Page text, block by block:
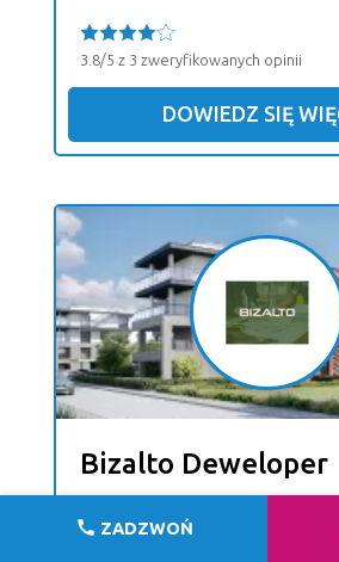
3.8/5 z 3 zweryfikowanych opinii
DOWIEDZ SIĘ
Bizalto Deweloper
call ZADZWOŃ